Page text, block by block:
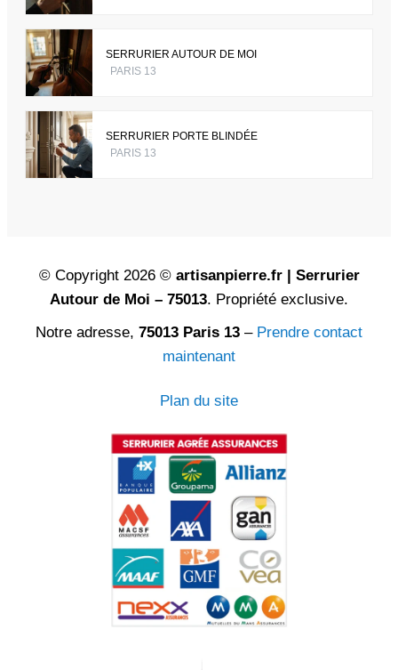
SERRURIER AUTOUR DE MOI
PARIS 13
SERRURIER PORTE BLINDÉE
PARIS 13
© Copyright 2026 © artisanpierre.fr | Serrurier
Autour de Moi – 75013. Propriété exclusive.
Notre adresse, 75013 Paris 13 – Prendre contact
maintenant
Plan du site